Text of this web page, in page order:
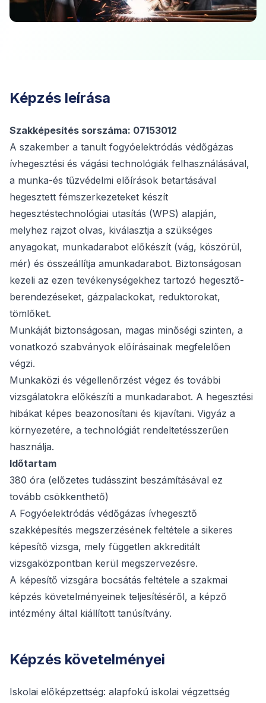
Képzés leírása
Szakképesítés sorszáma: 07153012
A szakember a tanult fogyóelektródás védőgázas
ívhegesztési és vágási technológiák felhasználásával,
a munka-és tűzvédelmi előírások betartásával
hegesztett fémszerkezeteket készít
hegesztéstechnológiai utasítás (WPS) alapján,
melyhez rajzot olvas, kiválasztja a szükséges
anyagokat, munkadarabot előkészít (vág, köszörül,
mér) és összeállítja amunkadarabot. Biztonságosan
kezeli az ezen tevékenységekhez tartozó hegesztő-
berendezéseket, gázpalackokat, reduktorokat,
tömlőket.
Munkáját biztonságosan, magas minőségi szinten, a
vonatkozó szabványok előírásainak megfelelően
végzi.
Munkaközi és végellenőrzést végez és további
vizsgálatokra előkészíti a munkadarabot. A hegesztési
hibákat képes beazonosítani és kijavítani. Vigyáz a
környezetére, a technológiát rendeltetésszerűen
használja.
Időtartam
380 óra (előzetes tudásszint beszámításával ez
tovább csökkenthető)
A Fogyóelektródás védőgázas ívhegesztő
szakképesítés megszerzésének feltétele a sikeres
képesítő vizsga, mely független akkreditált
vizsgaközpontban kerül megszervezésre.
A képesítő vizsgára bocsátás feltétele a szakmai
képzés követelményeinek teljesítéséről, a képző
intézmény által kiállított tanúsítvány.
Képzés követelményei
Iskolai előképzettség: alapfokú iskolai végzettség